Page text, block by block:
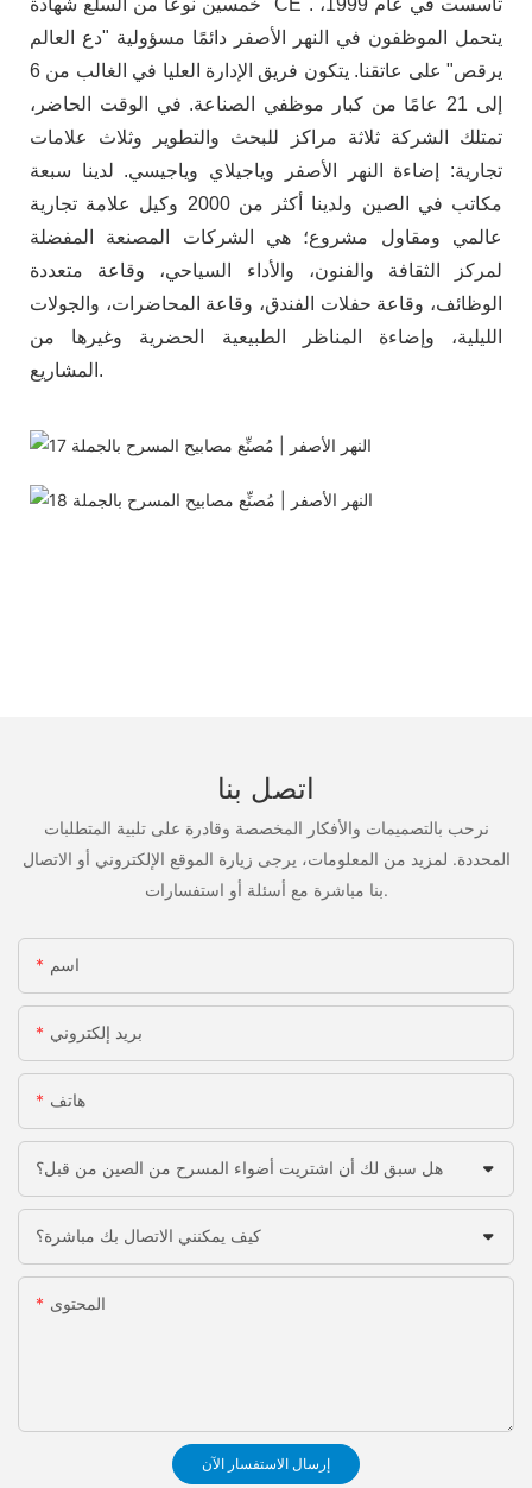
يتحمل الموظفون في النهر الأصفر دائمًا مسؤولية "دع العالم
يرقص" على عاتقنا. يتكون فريق الإدارة العليا في الغالب من 6
إلى 21 عامًا من كبار موظفي الصناعة. في الوقت الحاضر،
تمتلك الشركة ثلاثة مراكز للبحث والتطوير وثلاث علامات
تجارية: إضاءة النهر الأصفر وياجيلاي وياجيسي. لدينا سبعة
مكاتب في الصين ولدينا أكثر من 2000 وكيل علامة تجارية
عالمي ومقاول مشروع؛ هي الشركات المصنعة المفضلة
لمركز الثقافة والفنون، والأداء السياحي، وقاعة متعددة
الوظائف، وقاعة حفلات الفندق، وقاعة المحاضرات، والجولات
الليلية، وإضاءة المناظر الطبيعية الحضرية وغيرها من
المشاريع.
اتصل بنا
نرحب بالتصميمات والأفكار المخصصة وقادرة على تلبية المتطلبات
المحددة. لمزيد من المعلومات، يرجى زيارة الموقع الإلكتروني أو الاتصال
بنا مباشرة مع أسئلة أو استفسارات.
اسم
بريد إلكتروني
هاتف
هل سبق لك أن اشتريت أضواء المسرح من الصين من قبل؟
كيف يمكنني الاتصال بك مباشرة؟
المحتوى
إرسال الاستفسار الآن